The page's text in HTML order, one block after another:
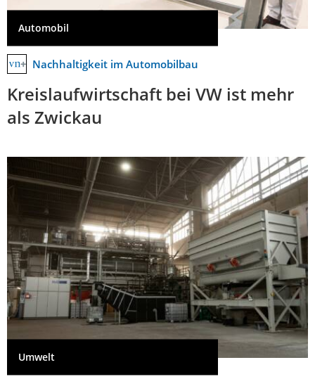
Automobil
Nachhaltigkeit im Automobilbau
Kreislaufwirtschaft bei VW ist mehr
als Zwickau
Umwelt